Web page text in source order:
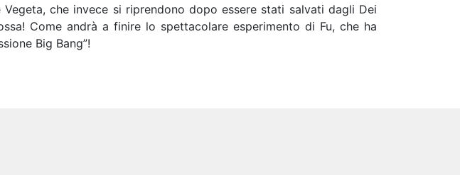
che invece si riprendono dopo essere stati salvati dagli Dei
Come andrà a finire lo spettacolare esperimento di Fu, che ha
Big Bang”!